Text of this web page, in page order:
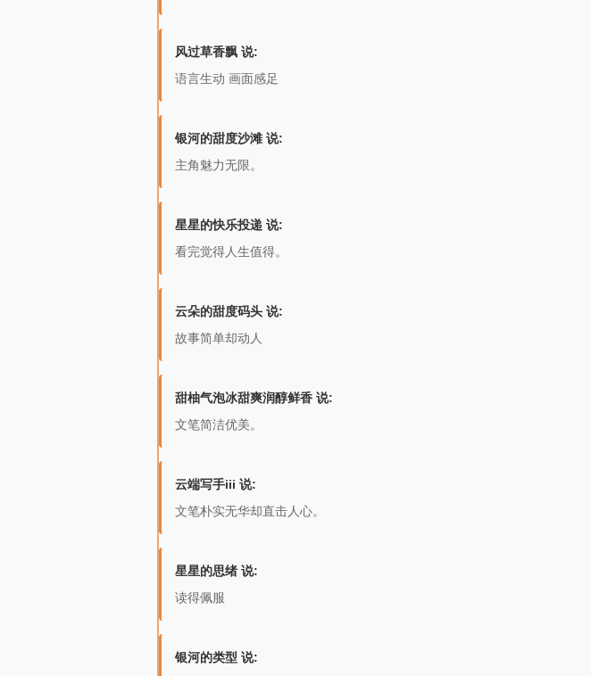
风过草香飘 说:
语言生动 画面感足
银河的甜度沙滩 说:
主角魅力无限。
星星的快乐投递 说:
看完觉得人生值得。
云朵的甜度码头 说:
故事简单却动人
甜柚气泡冰甜爽润醇鲜香 说:
文笔简洁优美。
云端写手iii 说:
文笔朴实无华却直击人心。
星星的思绪 说:
读得佩服
银河的类型 说: